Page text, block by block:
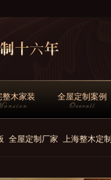
整木家装 全屋定制案例
全屋定制厂家 上海整木定制